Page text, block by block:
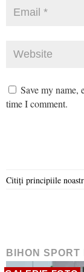
Save my name,
time I comment.
Citiți principiile
BIHON SPORT